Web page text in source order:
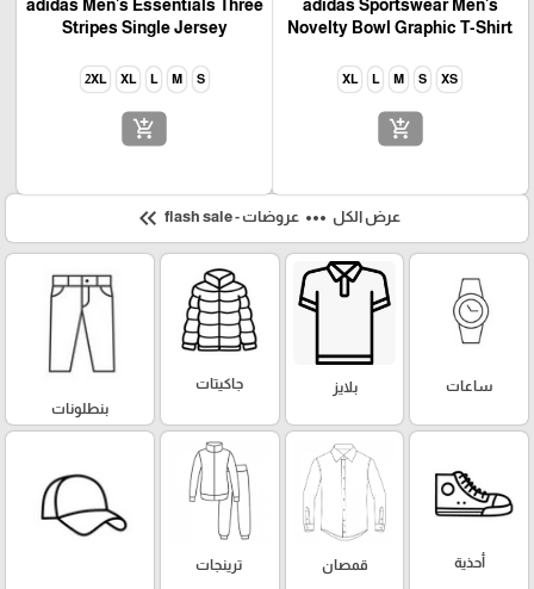
adidas Sportswear Men's
Novelty Bowl Graphic T-Shirt
XS
S
M
L
XL
add_shopping_cart
adidas Men's Essentials Three
Stripes Single Jersey
S
M
L
XL
2XL
add_shopping_cart
عرض الكل more_horiz عروضات - flash sale keyboard_double_arrow_left
ساعات بلايز
جاكيتات
بنطلونات
أحذية قمصان ترينجات